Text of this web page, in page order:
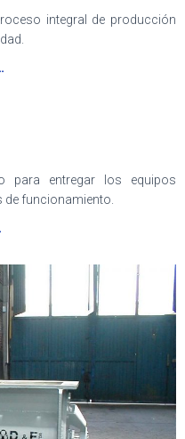
integral de producción
para entregar los equipos
funcionamiento.